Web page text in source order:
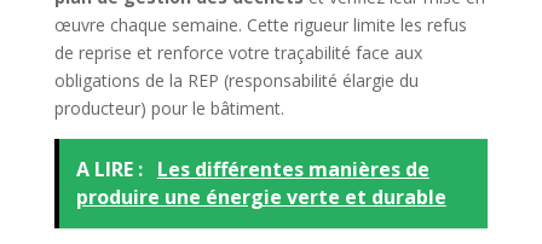
œuvre chaque semaine. Cette rigueur limite les refus
de reprise et renforce votre traçabilité face aux
obligations de la REP (responsabilité élargie du
producteur) pour le bâtiment.
A LIRE : Les différentes manières de
produire une énergie verte et durable